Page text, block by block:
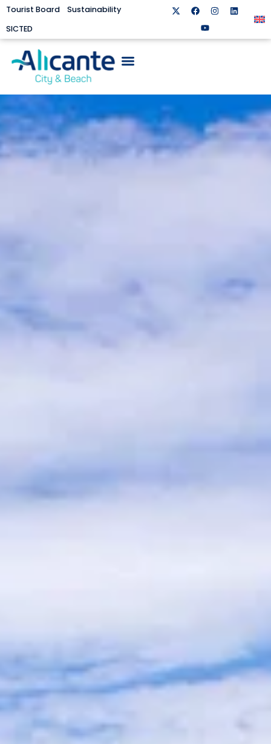
Tourist Board
Sustainability
SICTED